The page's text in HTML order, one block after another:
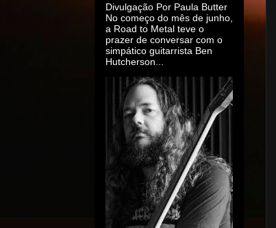
Divulgação Por Paula Butter
No começo do mês de junho,
a Road to Metal teve o
prazer de conversar com o
simpático guitarrista Ben
Hutcherson...